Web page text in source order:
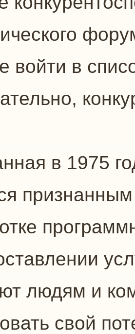
войти в
в 1975
людям и
свой